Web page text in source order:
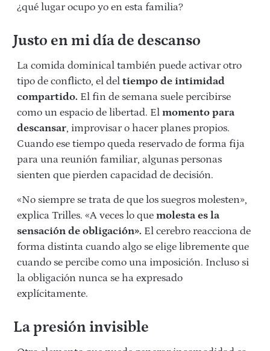
¿qué lugar ocupo yo en esta familia?
Justo en mi día de descanso
La comida dominical también puede activar otro
tipo de conflicto, el del tiempo de intimidad
compartido. El fin de semana suele percibirse
como un espacio de libertad. El momento para
descansar, improvisar o hacer planes propios.
Cuando ese tiempo queda reservado de forma fija
para una reunión familiar, algunas personas
sienten que pierden capacidad de decisión.
«No siempre se trata de que los suegros molesten»,
explica Trilles. «A veces lo que molesta es la
sensación de obligación». El cerebro reacciona de
forma distinta cuando algo se elige libremente que
cuando se percibe como una imposición. Incluso si
la obligación nunca se ha expresado
explícitamente.
La presión invisible